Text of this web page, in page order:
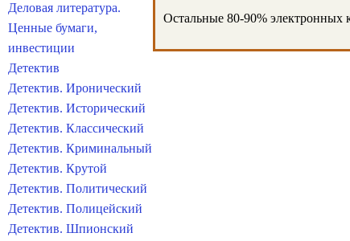
Остальные 80-90% электронных
Деловая литература.
Ценные бумаги,
инвестиции
Детектив
Детектив. Иронический
Детектив. Исторический
Детектив. Классический
Детектив. Криминальный
Детектив. Крутой
Детектив. Политический
Детектив. Полицейский
Детектив. Шпионский